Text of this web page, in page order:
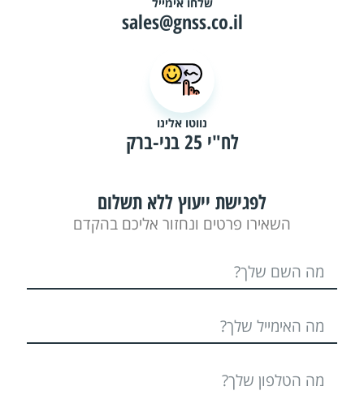
sales@gnss.co.il
נווטו אלינו
לח"י 25 בני-ברק
לפגישת ייעוץ ללא תשלום
השאירו פרטים ונחזור אליכם בהקדם